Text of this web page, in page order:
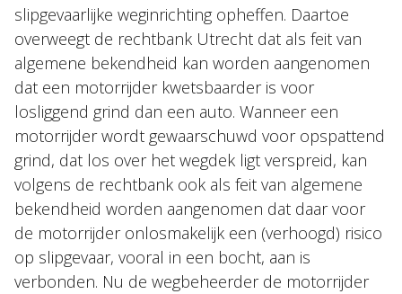
slipgevaarlijke weginrichting opheffen. Daartoe
overweegt de rechtbank Utrecht dat als feit van
algemene bekendheid kan worden aangenomen
dat een motorrijder kwetsbaarder is voor
losliggend grind dan een auto. Wanneer een
motorrijder wordt gewaarschuwd voor opspattend
grind, dat los over het wegdek ligt verspreid, kan
volgens de rechtbank ook als feit van algemene
bekendheid worden aangenomen dat daar voor
de motorrijder onlosmakelijk een (verhoogd) risico
op slipgevaar, vooral in een bocht, aan is
verbonden. Nu de wegbeheerder de motorrijder